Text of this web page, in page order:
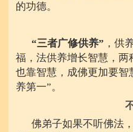
的功德。
“三者广修供养” ，供
福，法供养增长智慧，
也靠智慧，成佛更加要智
养第一”。
佛弟子如果不听佛法